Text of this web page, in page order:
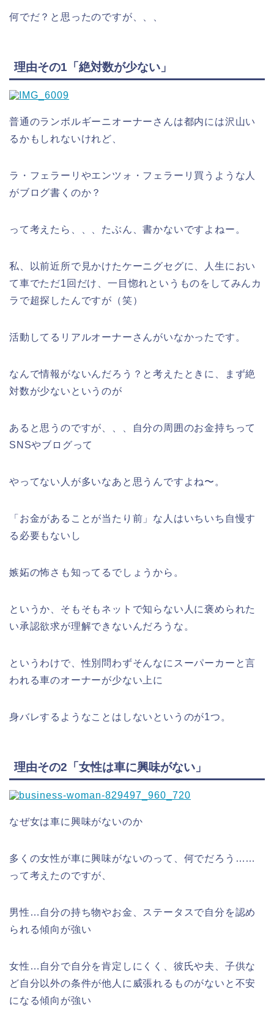
何でだ？と思ったのですが、、、
理由その1「絶対数が少ない」
普通のランボルギーニオーナーさんは都内には沢山い
るかもしれないけれど、
ラ・フェラーリやエンツォ・フェラーリ買うような人
がブログ書くのか？
って考えたら、、、たぶん、書かないですよねー。
私、以前近所で見かけたケーニグセグに、人生におい
て車でただ1回だけ、一目惚れというものをしてみんカ
ラで超探したんですが（笑）
活動してるリアルオーナーさんがいなかったです。
なんで情報がないんだろう？と考えたときに、まず絶
対数が少ないというのが
あると思うのですが、、、自分の周囲のお金持ちって
SNSやブログって
やってない人が多いなあと思うんですよね〜。
「お金があることが当たり前」な人はいちいち自慢す
る必要もないし
嫉妬の怖さも知ってるでしょうから。
というか、そもそもネットで知らない人に褒められた
い承認欲求が理解できないんだろうな。
というわけで、性別問わずそんなにスーパーカーと言
われる車のオーナーが少ない上に
身バレするようなことはしないというのが1つ。
理由その2「女性は車に興味がない」
なぜ女は車に興味がないのか
多くの女性が車に興味がないのって、何でだろう……
って考えたのですが、
男性…自分の持ち物やお金、ステータスで自分を認め
られる傾向が強い
女性…自分で自分を肯定しにくく、彼氏や夫、子供な
ど自分以外の条件が他人に威張れるものがないと不安
になる傾向が強い